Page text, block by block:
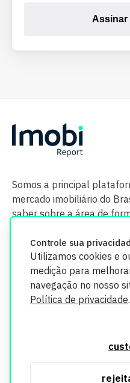
Controle sua
Utilizamos cookies e
medição para
navegação no nosso
Política de privacidade.
Assinar
Somos a principal
mercado imobiliário do
saber sobre a área de
segurança. Todos os dados
utilizados exclusivamente
informações, consulte nossa